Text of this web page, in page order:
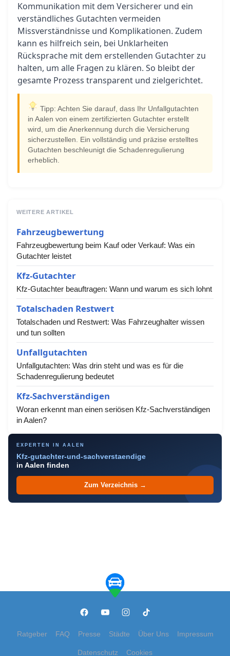
Kommunikation mit dem Versicherer und ein
verständliches Gutachten vermeiden
Missverständnisse und Komplikationen. Zudem
kann es hilfreich sein, bei Unklarheiten
Rücksprache mit dem erstellenden Gutachter zu
halten, um alle Fragen zu klären. So bleibt der
gesamte Prozess transparent und zielgerichtet.
Tipp: Achten Sie darauf, dass Ihr Unfallgutachten
in Aalen von einem zertifizierten Gutachter erstellt
wird, um die Anerkennung durch die Versicherung
sicherzustellen. Ein vollständig und präzise erstelltes
Gutachten beschleunigt die Schadenregulierung
erheblich.
WEITERE ARTIKEL
Fahrzeugbewertung
Fahrzeugbewertung beim Kauf oder Verkauf: Was ein
Gutachter leistet
Kfz-Gutachter
Kfz-Gutachter beauftragen: Wann und warum es sich lohnt
Totalschaden Restwert
Totalschaden und Restwert: Was Fahrzeughalter wissen
und tun sollten
Unfallgutachten
Unfallgutachten: Was drin steht und was es für die
Schadenregulierung bedeutet
Kfz-Sachverständigen
Woran erkennt man einen seriösen Kfz-Sachverständigen
in Aalen?
EXPERTEN IN AALEN
Kfz-gutachter-und-sachverstaendige
in Aalen finden
Zum Verzeichnis →
Ratgeber FAQ Presse Städte Über Uns Impressum
Datenschutz Cookies